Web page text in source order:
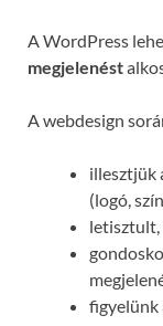
A WordPress
megjelenést
A webdesign
illesztjük
(logó,
letisztult,
figyelünk